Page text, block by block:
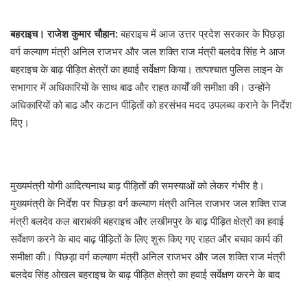
बहराइच। राजेश कुमार चौहान:बहराइच में आज उत्तर प्रदेश सरकार के पिछड़ा
वर्ग कल्याण मंत्री अनिल राजभर और जल शक्ति राज मंत्री बलदेव सिंह ने आज
बहराइच के बाढ़ पीड़ित क्षेत्रों का हवाई सर्वेक्षण किया। तत्पश्चात पुलिस लाइन के
सभागार में अधिकारियों के साथ बाढ और राहत कार्यों की समीक्षा की। उन्होंने
अधिकारियों को बाढ और कटान पीड़ितों को हरसंभव मदद उपलब्ध कराने के निर्देश
दिए।
मुख्यमंत्री योगी आदित्यनाथ बाढ़ पीड़ितों की समस्याओं को लेकर गंभीर है।
मुख्यमंत्री के निर्देश पर पिछड़ा वर्ग कल्याण मंत्री अनिल राजभर जल शक्ति राज
मंत्री बलदेव कल बाराबंकी बहराइच और लखीमपुर के बाढ़ पीड़ित क्षेत्रों का हवाई
सर्वेक्षण करने के बाद बाढ़ पीड़ितों के लिए शुरू किए गए राहत और बचाव कार्य की
समीक्षा की। पिछड़ा वर्ग कल्याण मंत्री अनिल राजभर और जल शक्ति राज मंत्री
बलदेव सिंह ओखल बहराइच के बाढ़ पीड़ित क्षेत्रो का हवाई सर्वेक्षण करने के बाद